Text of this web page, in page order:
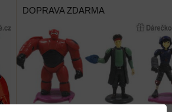
DOPRAVA ZDARMA